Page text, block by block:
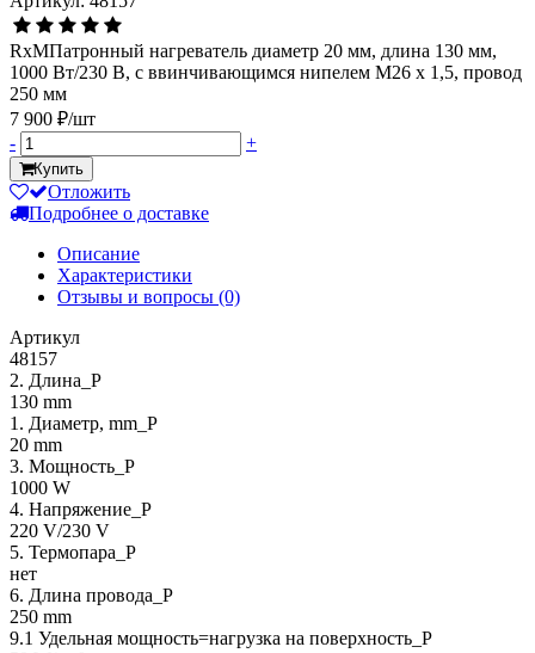
RxMПатронный нагреватель диаметр 20 мм, длина 130 мм,
1000 Вт/230 В, с ввинчивающимся нипелем М26 х 1,5, провод
250 мм
7 900 ₽/шт
-
+
Купить
Отложить
Подробнее о доставке
Описание
Характеристики
Отзывы и вопросы (0)
Артикул
48157
2. Длина_P
130 mm
1. Диаметр, mm_P
20 mm
3. Мощность_P
1000 W
4. Напряжение_P
220 V/230 V
5. Термопара_P
нет
6. Длина провода_P
250 mm
9.1 Удельная мощность=нагрузка на поверхность_P